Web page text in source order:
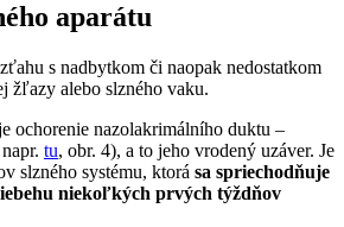
aparátu
s nadbytkom či naopak nedostatkom
žľazy alebo slzného vaku.
ochorenie nazolakrimálního duktu –
tu, obr. 4), a to jeho vrodený uzáver. Je
slzného systému, ktorá sa spriechodňuje
niekoľkých prvých týždňov